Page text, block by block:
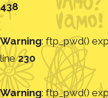
438
Warning: ftp_pwd()
line230
Warning: ftp_pwd()